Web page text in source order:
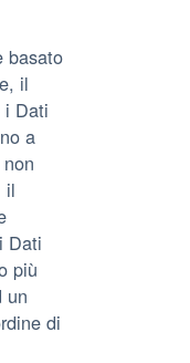
basato
il
i Dati
a
il
Dati
più
un
di